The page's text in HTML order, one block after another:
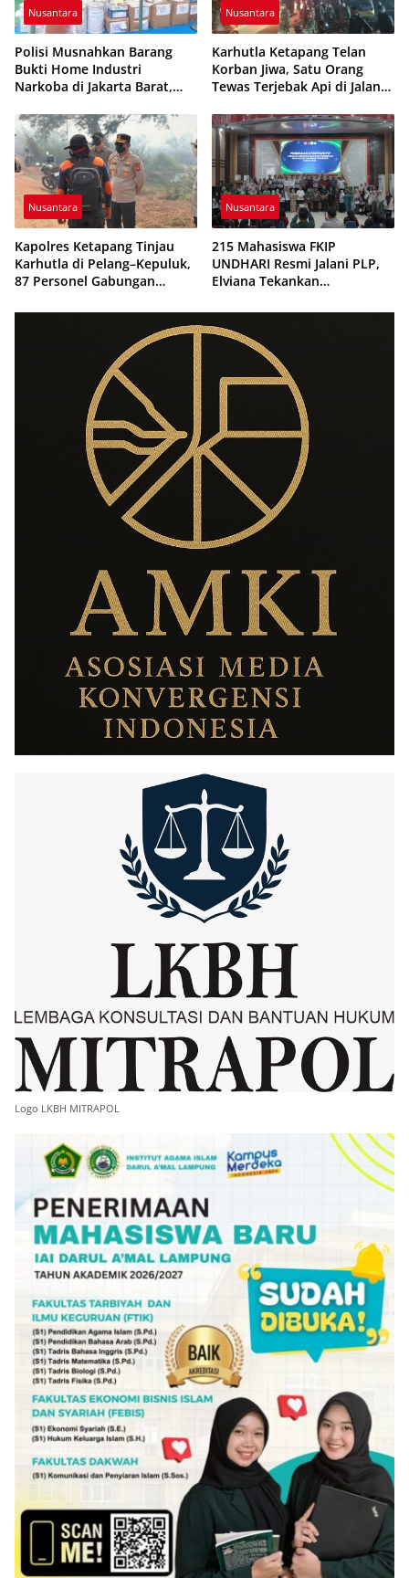
Nusantara
Polisi Musnahkan Barang
Bukti Home Industri
Narkoba di Jakarta Barat,
Beredar
Nusantara
Karhutla Ketapang Telan
Korban Jiwa, Satu Orang
Tewas Terjebak Api di Jalan
Nusantara
Kapolres Ketapang Tinjau
Karhutla di Pelang–Kepuluk,
87 Personel Gabungan
Nusantara
215 Mahasiswa FKIP
UNDHARI Resmi Jalani PLP,
Elviana Tekankan
dan Profesionalisme Calon
Guru
Logo LKBH MITRAPOL